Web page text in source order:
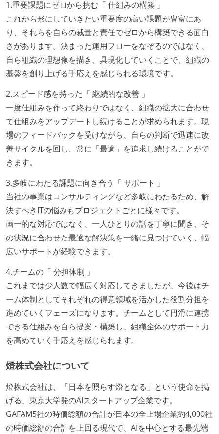
1.重要課題にゼロから挑む「 仕組みの構築 」
これから形にしていきたい重要度の高い課題が豊富にあ
り、それらを自らの裁量と責任でゼロから構築できる面白
さがあります。決まった運用フローをなぞるのではなく、
自ら組織の理想像を描き、具現化していくことで、組織の
基盤を創り上げる手応えを感じられる環境です。
2.スピード感を持った「 継続的な改善 」
一度仕組みを作って終わりではなく、組織の拡大に合わせ
て仕組みをアップデートし続けることが求められます。現
場のフィードバックを受けながら、自らの判断で迅速に改
善サイクルを回し、常に「最適」を追求し続けることがで
きます。
3.多岐にわたる課題に向き合う「 サポート 」
当社の事業はコンサルティングなど多岐にわたるため、解
決すべきITの悩みもプロジェクトごとに様々です。
画一的な対応ではなく、一人ひとりの話を丁寧に聞き、そ
の状況に合わせた最適な解決策を一緒に見つけていく、幅
広いサポートが経験できます。
4.チームの「 分担体制 」
これまでは少人数で幅広く対応してきましたが、今後はチ
ーム体制としてそれぞれの得意領域を活かした役割分担を
進めていくフェーズになります。チームとして円滑に連携
できる仕組みを自ら提案・構築し、組織全体のサポート力
を高めていく手応えを感じられます。
燈株式会社について
燈株式会社は、「日本を照らす燈となる」という使命を掲
げる、東京大学発のAIスタートアップ企業です。
GAFAM5社の時価総額の合計が日本の全上場企業約4,000社
の時価総額の合計を上回る現代で、AIを中心とする最先端